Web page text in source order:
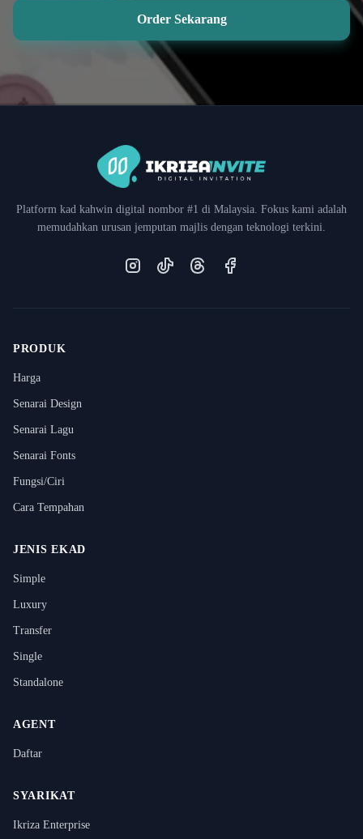
Order Sekarang
Platform kad kahwin digital nombor #1 di Malaysia. Fokus kami adalah
memudahkan urusan jemputan majlis dengan teknologi terkini.
InstagramTikTokThreadsFacebook
PRODUK
Harga
Senarai Design
Senarai Lagu
Senarai Fonts
Fungsi/Ciri
Cara Tempahan
JENIS EKAD
Simple
Luxury
Transfer
Single
Standalone
AGENT
Daftar
SYARIKAT
Ikriza Enterprise